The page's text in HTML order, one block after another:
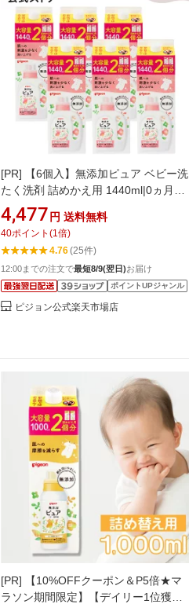
[PR]
【6個入】無添加ピュア ベビー洗
たく洗剤 詰めかえ用 1440ml|0ヵ月〜
洗剤 洗濯洗剤 衣類洗剤 衣類用洗剤 衣
類 衣類用 洗濯 洗濯用 洗濯用品 洗濯用
洗剤 赤ちゃん 赤ちゃん用 赤ちゃん用
品 ベビー用 ベビー用品 ベビーグッズ
子供 こども キッズ 子供用 赤ちゃんグ
ッズ
4,477 円 送料無料
40ポイント (1倍)
4.76(25件)
12:00までの注文で最短8/9(翌日)お届け
ポイントUPジャンル
ピジョン公式楽天市場店
[PR]
【10%OFFクーポン＆P5倍★マ
ラソン期間限定】【デイリー1位獲